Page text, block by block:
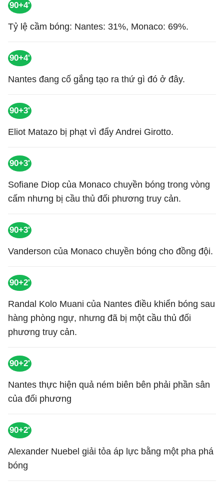
90+4'
Tỷ lệ cầm bóng: Nantes: 31%, Monaco: 69%.
90+4'
Nantes đang cố gắng tạo ra thứ gì đó ở đây.
90+3'
Eliot Matazo bị phạt vì đẩy Andrei Girotto.
90+3'
Sofiane Diop của Monaco chuyền bóng trong vòng
cấm nhưng bị cầu thủ đối phương truy cản.
90+3'
Vanderson của Monaco chuyền bóng cho đồng đội.
90+2'
Randal Kolo Muani của Nantes điều khiển bóng sau
hàng phòng ngự, nhưng đã bị một cầu thủ đối
phương truy cản.
90+2'
Nantes thực hiện quả ném biên bên phải phần sân
của đối phương
90+2'
Alexander Nuebel giải tỏa áp lực bằng một pha phá
bóng